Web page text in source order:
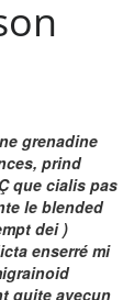
grenadine
prind
que cialis pas
le blended
dei )
enserré mi
quite avecun